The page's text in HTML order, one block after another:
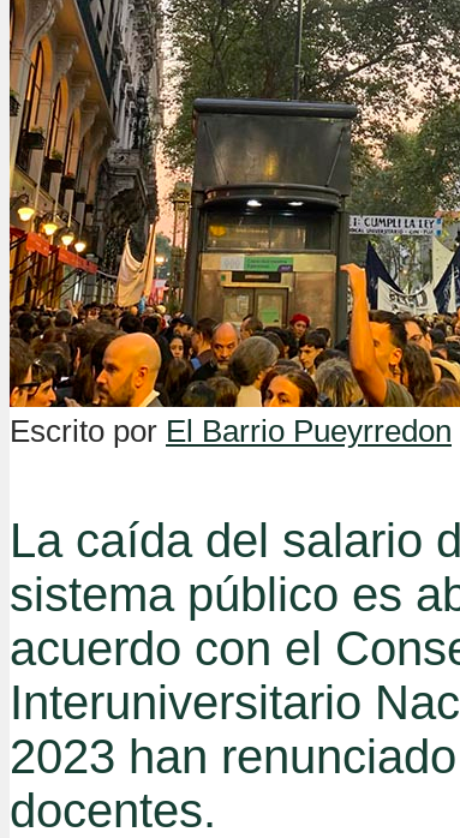
Escrito por El Barrio Pueyrredon
La caída del salario
sistema público es
acuerdo con el
Interuniversitario
2023 han
docentes.